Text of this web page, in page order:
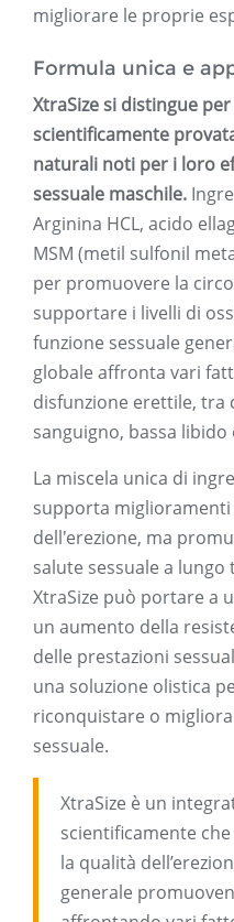
migliorare le proprie
Formula unica e
XtraSize si distingue
scientificamente
naturali noti per i loro
sessuale maschile.
Arginina HCL, acido
MSM (metil sulfonil
per promuovere la
supportare i livelli di
funzione sessuale
globale affronta vari
disfunzione erettile, tra
sanguigno, bassa
La miscela unica di
supporta
dell'erezione, ma
salute sessuale a
XtraSize può portare a
un aumento della
delle prestazioni
una soluzione olistica
riconquistare o
sessuale.
XtraSize è un
scientificamente
la qualità
generale